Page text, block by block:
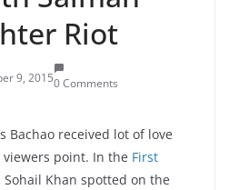
Riot
9, 20150 Comments
Bachao received lot of love
point. In the First
Sohail Khan spotted on the